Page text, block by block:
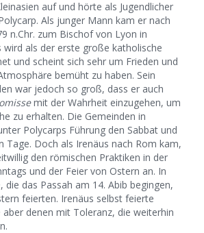
auf und hörte als Jugendlicher
Als junger Mann kam er nach
n.Chr. zum Bischof von Lyon in
wird als der erste große katholische
und scheint sich sehr um Frieden und
bemüht zu haben. Sein
war jedoch so groß, dass er auch
mit der Wahrheit einzugehen, um
zu erhalten. Die Gemeinden in
Polycarps Führung den Sabbat und
Tage. Doch als Irenäus nach Rom kam,
den römischen Praktiken in der
und der Feier von Ostern an. In
die das Passah am 14. Abib begingen,
feierten. Irenäus selbst feierte
denen mit Toleranz, die weiterhin